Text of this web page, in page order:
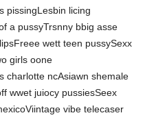
pissingLesbin licing
a pussyTrsnny bbig asse
wett teen pussySexx
girls oone
charlotte ncAsiawn shemale
wwet juiocy pussiesSeex
vibe telecaser